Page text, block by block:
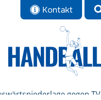
Kontakt
gegen TV